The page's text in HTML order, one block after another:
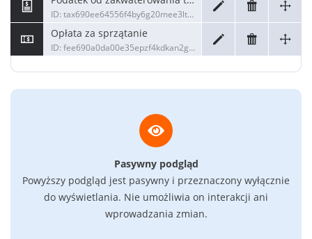
ID: tax690ee64556f4by6g20mee3ltuf4o3
Opłata za sprzątanie
ID: fee690a0da00e35epzf4kdkan2g36dea
Pasywny podgląd
Powyższy podgląd jest pasywny i przeznaczony wyłącznie
do wyświetlania. Nie umożliwia on interakcji ani
wprowadzania zmian.